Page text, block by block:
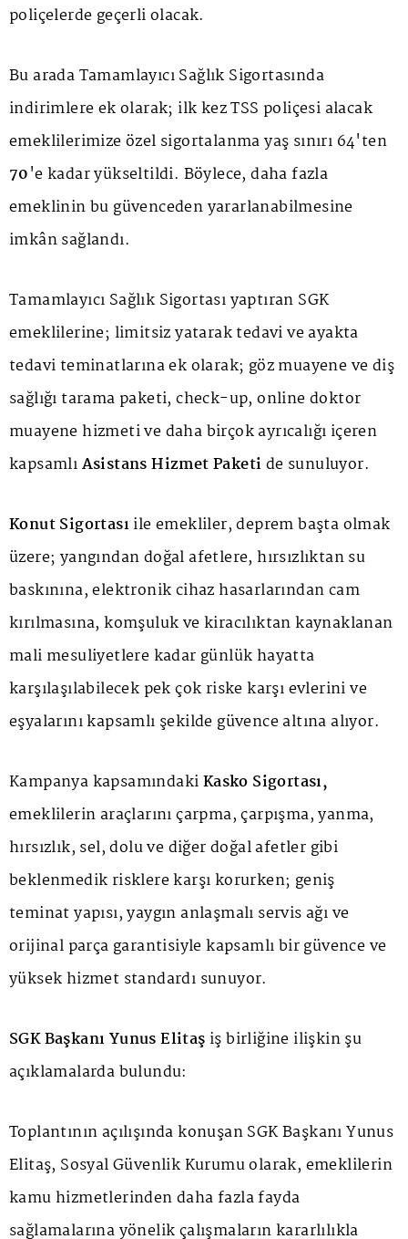
poliçelerde geçerli olacak.
Bu arada Tamamlayıcı Sağlık Sigortasında
indirimlere ek olarak; ilk kez TSS poliçesi alacak
emeklilerimize özel sigortalanma yaş sınırı 64'ten
70'e kadar yükseltildi. Böylece, daha fazla
emeklinin bu güvenceden yararlanabilmesine
imkân sağlandı.
Tamamlayıcı Sağlık Sigortası yaptıran SGK
emeklilerine; limitsiz yatarak tedavi ve ayakta
tedavi teminatlarına ek olarak; göz muayene ve diş
sağlığı tarama paketi, check-up, online doktor
muayene hizmeti ve daha birçok ayrıcalığı içeren
kapsamlıAsistans Hizmet Paketide sunuluyor.
Konut Sigortasıile emekliler, deprem başta olmak
üzere; yangından doğal afetlere, hırsızlıktan su
baskınına, elektronik cihaz hasarlarından cam
kırılmasına, komşuluk ve kiracılıktan kaynaklanan
mali mesuliyetlere kadar günlük hayatta
karşılaşılabilecek pek çok riske karşı evlerini ve
eşyalarını kapsamlı şekilde güvence altına alıyor.
Kampanya kapsamındakiKasko Sigortası,
emeklilerin araçlarını çarpma, çarpışma, yanma,
hırsızlık, sel, dolu ve diğer doğal afetler gibi
beklenmedik risklere karşı korurken; geniş
teminat yapısı, yaygın anlaşmalı servis ağı ve
orijinal parça garantisiyle kapsamlı bir güvence ve
yüksek hizmet standardı sunuyor.
SGK Başkanı Yunus Elitaş iş birliğine ilişkin şu
açıklamalarda bulundu:
Toplantının açılışında konuşan SGK Başkanı Yunus
Elitaş, Sosyal Güvenlik Kurumu olarak, emeklilerin
kamu hizmetlerinden daha fazla fayda
sağlamalarına yönelik çalışmaların kararlılıkla